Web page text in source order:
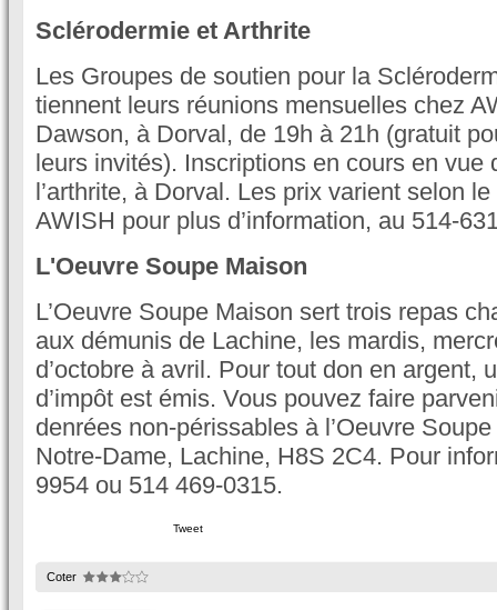
Sclérodermie et Arthrite
Les Groupes de soutien pour la
tiennent leurs réunions mensuelles chez
Dawson, à Dorval, de 19h à 21h (gratuit
leurs invités). Inscriptions en cours en vue
l’arthrite, à Dorval. Les prix varient selon
AWISH pour plus d’information, au 514-
L'Oeuvre Soupe Maison
L’Oeuvre Soupe Maison sert trois repas
aux démunis de Lachine, les mardis,
d’octobre à avril. Pour tout don en argent,
d’impôt est émis. Vous pouvez faire
denrées non-périssables à l’Oeuvre
Notre-Dame, Lachine, H8S 2C4. Pour
9954 ou 514 469-0315.
Tweet
Coter